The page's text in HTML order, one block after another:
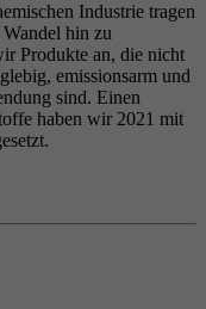
Industrie tragen
hin zu
Produkte an, die nicht
emissionsarm und
sind. Einen
haben wir 2021 mit